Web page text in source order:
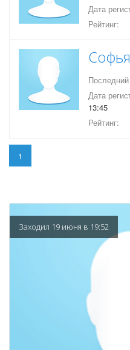
Дата
Рейтинг:
Последний
Дата
13:45
Рейтинг:
1
Заходил 19 июня в 19:52